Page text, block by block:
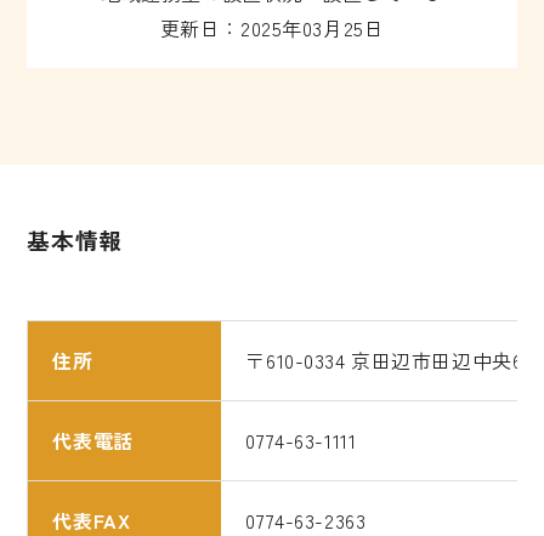
更新日：2025年03月25日
基本情報
住所 〒610-0334 京田辺市田辺中央6
代表電話 0774-63-1111
代表FAX 0774-63-2363